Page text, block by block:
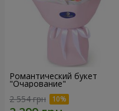
Романтический букет
"Очарование"
2 554 грн